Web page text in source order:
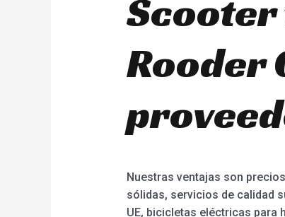
Rooder
Nuestras ventajas son
sólidas, servicios de calidad
UE, bicicletas eléctricas para